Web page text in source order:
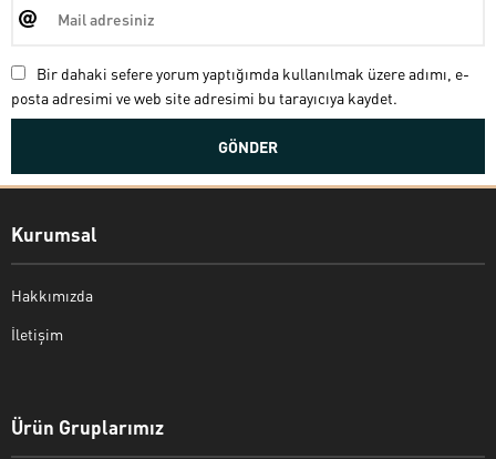
Bir dahaki sefere yorum yaptığımda kullanılmak üzere adımı, e-
posta adresimi ve web site adresimi bu tarayıcıya kaydet.
Kurumsal
Hakkımızda
İletişim
Ürün Gruplarımız